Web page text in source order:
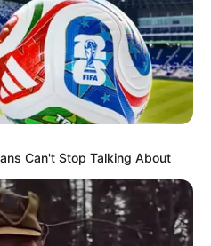
Can't Stop Talking About